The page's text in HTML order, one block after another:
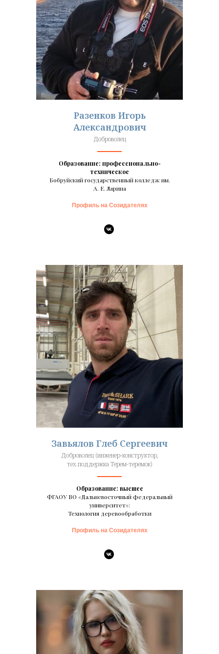
Разенков Игорь
Александрович
Доброволец
Образование: профессионально-
техническое
Бобруйский государственный колледж им.
А. Е. Ларина
Профиль на Созидателях
Завьялов Глеб Сергеевич
Доброволец (инженер-конструктор,
тех.поддержка Терем-теремок)
Образование: высшее
ФГАОУ ВО «Дальневосточный федеральный
университет»:
Технология деревообработки
Профиль на Созидателях